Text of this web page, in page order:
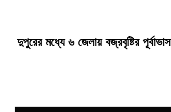
দুপুরের মধ্যে ৬ জেলায় বজ্রবৃষ্টির পূর্বাভাস